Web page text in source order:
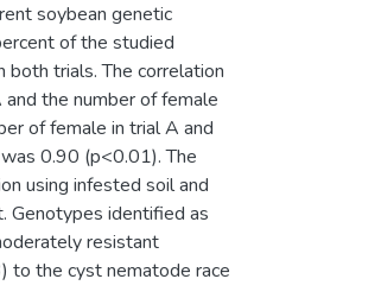
soybean genetic
of the studied
trials. The correlation
the number of female
of female in trial A and
0.90 (p<0.01). The
using infested soil and
Genotypes identified as
resistant
the cyst nematode race